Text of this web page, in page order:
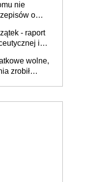
nie
o
- raport
i
wolne,
zrobił